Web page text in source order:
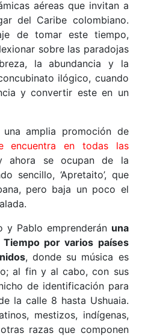
aéreas que invitan a
del Caribe colombiano.
de tomar este tiempo,
sobre las paradojas
la abundancia y la
ilógico, cuando
y convertir este en un
amplia promoción de
encuentra en todas las
ahora se ocupan de la
sencillo, ‘Apretaito’, que
pero baja un poco el
y Pablo emprenderán una
por varios países
, donde su música es
al fin y al cabo, con sus
de identificación para
la calle 8 hasta Ushuaia.
mestizos, indígenas,
razas que componen